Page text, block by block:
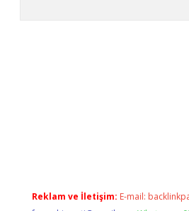
Reklam ve İletişim: E-mail: